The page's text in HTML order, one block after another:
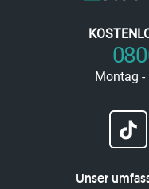
Montag -
Unser